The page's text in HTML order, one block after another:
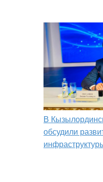
В
обсудили